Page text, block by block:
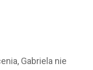
Gabriela nie